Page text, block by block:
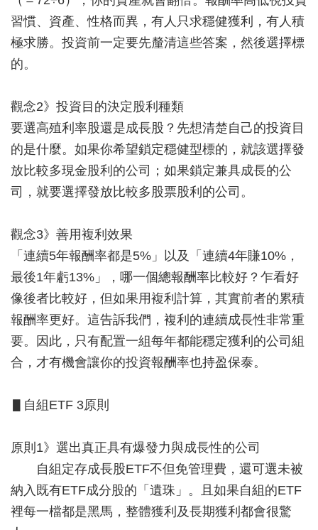
習慣、資產、性格而異，有人只求穩健獲利，有人積
極求勝。投資前一定要先釐清這些答案，然後選擇標
的。
觀念2》投資目的決定股利種類
要選高殖利率股還是成長股？先想清楚自己的投資目
的是什麼。如果你希望鎖定穩健型標的，就該選擇發
放比較多現金股利的公司；如果鎖定兼具成長的公
司，就要選擇發放比較多股票股利的公司。
觀念3》善用複利效果
「連續5年報酬率都是5%」以及「連續4年賺10%，
最後1年虧13%」，哪一個總報酬率比較好？乍看好
像後者比較好，但如果用複利計算，其實前者的累積
報酬率更好。這告訴我們，複利的連續成長性非常重
要。因此，只有配置一組每年都能穩定獲利的公司組
合，才有機會讓你的投資報酬率也持盈保泰。
▋自組ETF 3原則
原則1》選出真正具有爆發力與成長性的公司
自組定存成長股ETF不但免管理費，還可選未被
納入既有ETF成分股的「遺珠」。且如果自組的ETF
裡每一檔都是黑馬，整體獲利及長期獲利都會很驚